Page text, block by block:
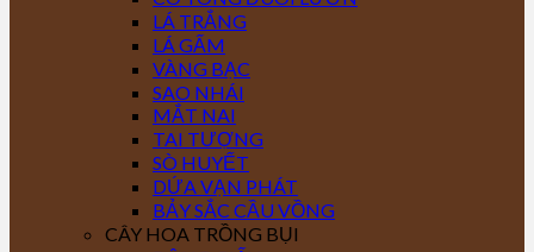
LÁ TRẮNG
LÁ GẤM
VÀNG BẠC
SAO NHÁI
MẮT NAI
TAI TƯỢNG
SÒ HUYẾT
DỨA VẠN PHÁT
BẢY SẮC CẦU VỒNG
CÂY HOA TRỒNG BỤI